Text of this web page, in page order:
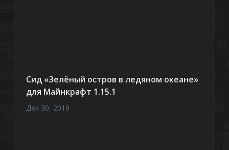
Сид «Зелёный остров в ледяном океане»
для Майнкрафт 1.15.1
Дек 30, 2019